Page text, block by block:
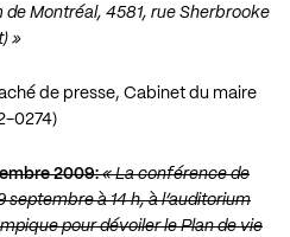
Montréal, 4581, rue Sherbrooke
»
de presse, Cabinet du maire
0274)
2009: « La conférence de
septembre à 14 h, à l’auditorium
pour dévoiler le Plan de vie